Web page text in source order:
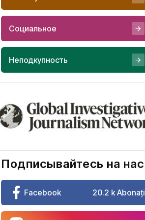
Социальное
Неподкупность
Подписывайтесь на нас
Facebook 20.2 k Abonați